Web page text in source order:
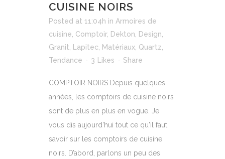
CUISINE NOIRS
Posted at 11:04h in Armoires de
cuisine Comptoir, Dekton Design
Granit
Lapitec Matériaux Quartz
Tendance
3 Likes Share
COMPTOIR NOIRS Depuis quelques
années, les comptoirs de cuisine noirs
sont de plus en plus en vogue. Je
vous dis aujourd’hui tout ce qu'il faut
savoir sur les comptoirs de cuisine
noirs. D’abord, parlons un peu des